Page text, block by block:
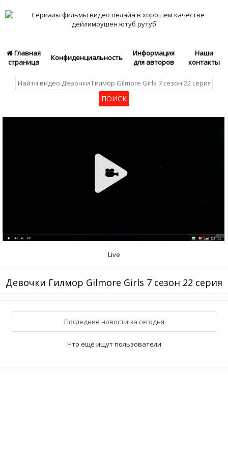
Главная
страница
Конфиденциальность
Информация
для авторов
Наши
контакты
Live
Девочки Гилмор Gilmore Girls 7 сезон 22 серия
Последние новости за сегодня
Что еще ищут пользователи